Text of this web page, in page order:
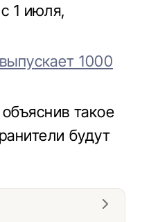
1 июля,
1000
такое
будут